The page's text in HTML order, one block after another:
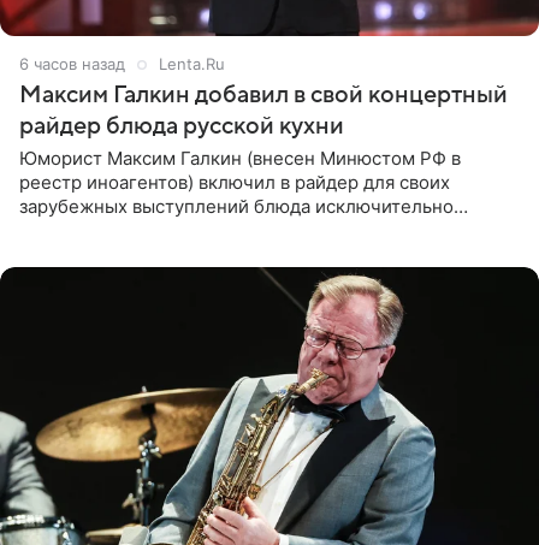
6 часов назад Lenta.Ru
Максим Галкин добавил в свой концертный
райдер блюда русской кухни
Юморист Максим Галкин (внесен Минюстом РФ в
реестр иноагентов) включил в райдер для своих
зарубежных выступлений блюда исключительно